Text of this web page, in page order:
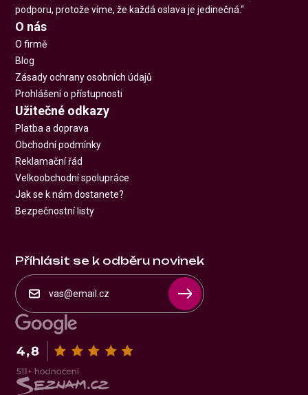
podporu, protože víme, že každá oslava je jedinečná.“
O nás
O firmě
Blog
Zásady ochrany osobních údajů
Prohlášení o přístupnosti
Užitečné odkazy
Platba a doprava
Obchodní podmínky
Reklamační řád
Velkoobchodní spolupráce
Jak se k nám dostanete?
Bezpečnostní listy
Příhlásit se k odběru novinek